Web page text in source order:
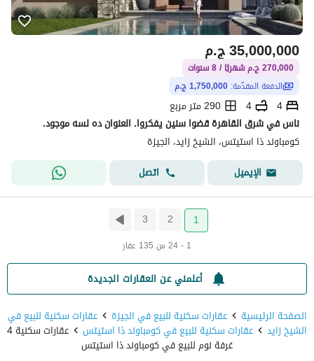
ج.م35,000,000
270,000 ج.م شهريًا / 8 سنوات
الدفعة المقدّمة: 1,750,000 ج.م
4
4
290 متر مربع
ناس في شرق القاهرة قضوا سنين يفكروا. العنوان ده لسه موجود.
كومباوند ذا استيتس، الشيخ زايد، الجيزة
الإيميل
اتصل
1
2
3
1 - 24 من 135 عقار
أعلمني عن العقارات الجديدة
الصفحة الرئيسية
عقارات سكنية للبيع في الجيزة عقارات سكنية للبيع في
الشيخ زايد عقارات سكنية للبيع في كومباوند ذا استيتس عقارات سكنية 4
غرفة نوم للبيع في كومباوند ذا استيتس